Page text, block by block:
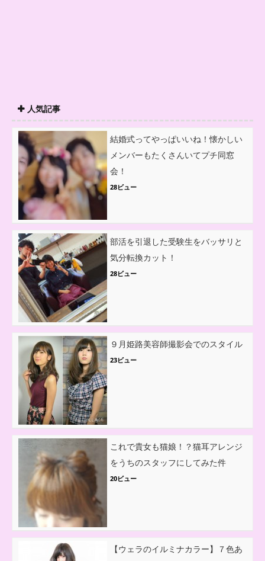
人気記事
結婚式ってやっぱいいね！懐かしい
メンバーもたくさんいてプチ同窓
会！
28ビュー
部活を引退した受験生をバッサリと
気分転換カット！
28ビュー
９月姫路美容師撮影会でのスタイル
23ビュー
これで貴女も猫娘！？猫耳アレンジ
をうちのスタッフにしてみた件
20ビュー
【ウェラのイルミナカラー】７色あ